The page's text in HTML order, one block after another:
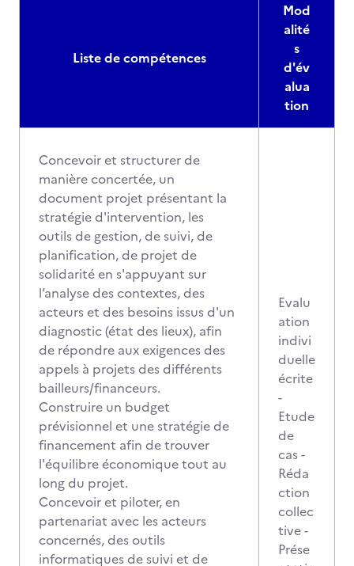
Liste de compétences
Mod
alité
s
d'év
alua
tion
Concevoir et structurer de
manière concertée, un
document projet présentant la
stratégie d'intervention, les
outils de gestion, de suivi, de
planification, de projet de
solidarité en s'appuyant sur
l’analyse des contextes, des
acteurs et des besoins issus d'un
diagnostic (état des lieux), afin
de répondre aux exigences des
appels à projets des différents
bailleurs/financeurs.
Construire un budget
prévisionnel et une stratégie de
financement afin de trouver
l'équilibre économique tout au
long du projet.
Concevoir et piloter, en
partenariat avec les acteurs
concernés, des outils
informatiques de suivi et de
Evalu
ation
indivi
duelle
écrite
-
Etude
de
cas -
Réda
ction
collec
tive -
Prése